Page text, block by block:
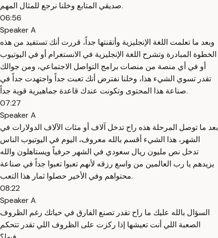
صديقي المتابع وخلنا نرجع للمثال المهم.
06:56
Speaker A
وبعد ما تعلمت اللغة الإنجليزية وأتقنتها جداً، قررت أنك تستفيد من هذه
الخطوة المبادرة وتشرح اللغة الإنجليزية في الانستغرام أو في اليوتيوب
أو في أي منصة من منصات برامج التواصل الاجتماعي، ومن جوالك
تقدر تسوي الشيء هذا، وخلنا نفترض أنك تعبت جداً واجتهدت جداً في
صناعة هذا المحتوى وتكونت عندك قاعدة جماهيرية قوية جداً.
07:27
Speaker A
بعد ما توصل المرحلة هذه راح تدخل آلاف أو مئات الآلاف الدولارات في
الشهر، هذا الشيء أقسم بالله معروف، اليوم في اليوتيوب الناس
تدخل نص مليون ريال سعودي في الشهر حرفياً ويستاهلون والله
يزيدهم يا رب العالمين من واسع رزقه لأنهم تعبوا تعبوا جداً في صناعة
محتواهم وفي الأخير حصلوا ثمار هذا التعب.
08:22
Speaker A
السؤال بالله عليك ما راح تقدر تصنع الفارق في حياتك رغم الظروف
الصعبة اللي أنت تعيشها إذا ركزت على الظروف اللي تقدر تتحكم